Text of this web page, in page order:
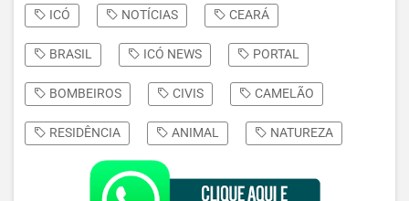
ICÓ NOTÍCIAS CEARÁ
BRASIL ICÓ NEWS PORTAL
BOMBEIROS CIVIS CAMELÃO
RESIDÊNCIA ANIMAL NATUREZA